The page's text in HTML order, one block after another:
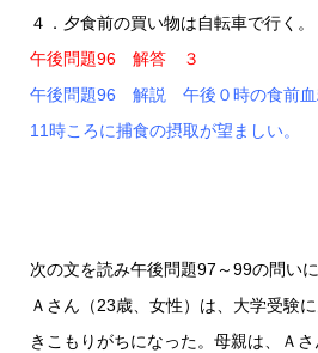
４．夕食前の買い物は自転車で行く。
午後問題96 解答 ３
午後問題96 解説 午後０時の食前血
11時ころに捕食の摂取が望ましい。
次の文を読み午後問題97～99の問いに
Ａさん（23歳、女性）は、大学受験
きこもりがちになった。母親は、Ａ